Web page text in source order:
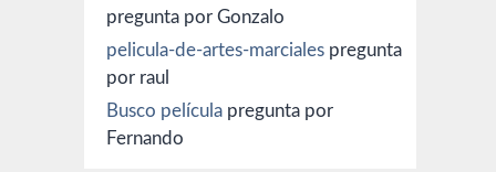
pregunta por Gonzalo
pelicula-de-artes-marciales pregunta
por raul
Busco película pregunta por
Fernando